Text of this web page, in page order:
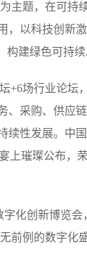
主题，在可持
，以科技创新
建绿色可持续
场行业论坛
采购、供应
续性发展。中
璀璨公布，
化创新博览
前例的数字化